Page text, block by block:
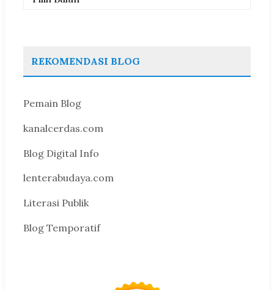
REKOMENDASI BLOG
Pemain Blog
kanalcerdas.com
Blog Digital Info
lenterabudaya.com
Literasi Publik
Blog Temporatif